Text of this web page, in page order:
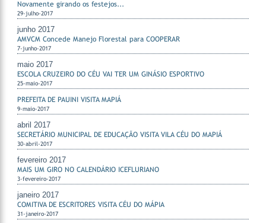
Novamente girando os festejos...
29-julho-2017
junho 2017
AMVCM Concede Manejo Florestal para COOPERAR
7-junho-2017
maio 2017
ESCOLA CRUZEIRO DO CÉU VAI TER UM GINÁSIO ESPORTIVO
25-maio-2017
PREFEITA DE PAUINI VISITA MAPIÁ
9-maio-2017
abril 2017
SECRETÁRIO MUNICIPAL DE EDUCAÇÃO VISITA VILA CÉU DO MAPIÁ
30-abril-2017
fevereiro 2017
MAIS UM GIRO NO CALENDÁRIO ICEFLURIANO
3-fevereiro-2017
janeiro 2017
COMITIVA DE ESCRITORES VISITA CÉU DO MÁPIA
31-janeiro-2017